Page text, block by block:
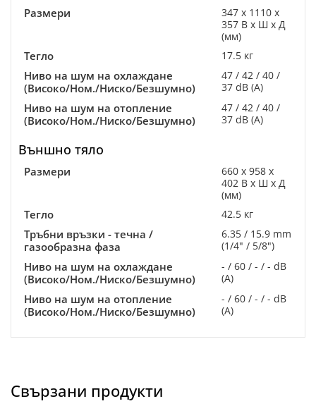
Размери
347 x 1110 x
357 В x Ш x Д
(мм)
Тегло 17.5 кг
Ниво на шум на охлаждане
(Високо/Ном./Ниско/Безшумно)
47 / 42 / 40 /
37 dB (A)
Ниво на шум на отопление
(Високо/Ном./Ниско/Безшумно)
47 / 42 / 40 /
37 dB (A)
Външно тяло
Размери
660 x 958 x
402 В x Ш x Д
(мм)
Тегло 42.5 кг
Тръбни връзки - течна /
газообразна фаза
6.35 / 15.9 mm
(1/4" / 5/8")
Ниво на шум на охлаждане
(Високо/Ном./Ниско/Безшумно)
- / 60 / - / - dB
(A)
Ниво на шум на отопление
(Високо/Ном./Ниско/Безшумно)
- / 60 / - / - dB
(A)
Свързани продукти